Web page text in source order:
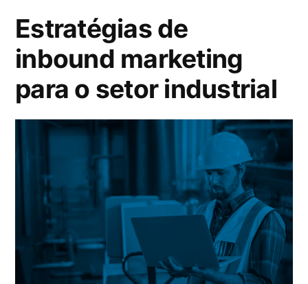
Estratégias de
inbound marketing
para o setor industrial